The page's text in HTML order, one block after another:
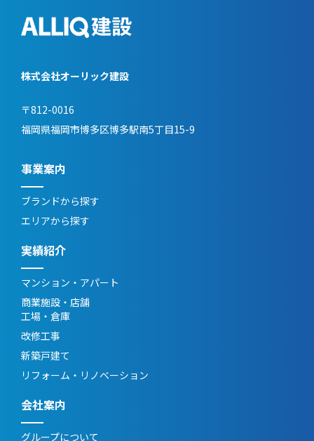
株式会社オーリック建設
〒812-0016
福岡県福岡市博多区博多駅南5丁目15-9
事業案内
ブランドから探す
エリアから探す
実績紹介
マンション・アパート
商業施設・店舗
工場・倉庫
改修工事
新築戸建て
リフォーム・リノベーション
会社案内
グループについて